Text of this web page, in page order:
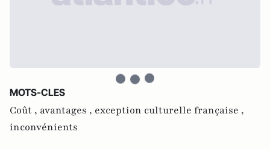
MOTS-CLES
Coût , avantages , exception culturelle française ,
inconvénients